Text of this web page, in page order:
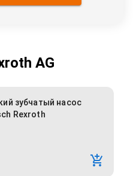
AG
зубчатый насос
Rexroth